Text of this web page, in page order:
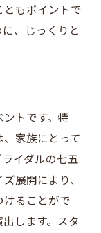
もポイントで
、じっくりと
トです。特
家族にとって
イダルの七五
展開により、
ることがで
します。スタ